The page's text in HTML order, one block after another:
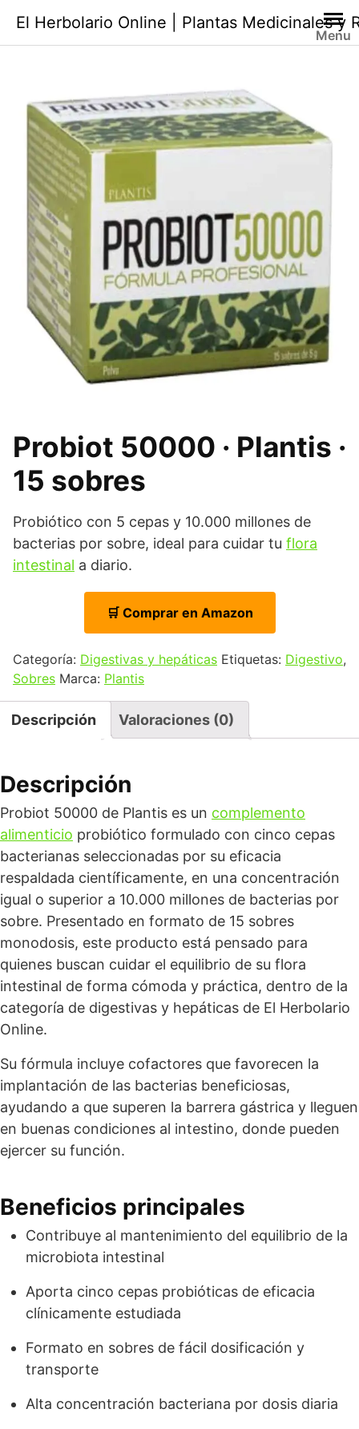
contenido
El Herbolario Online | Plantas Medicinales y
Menu
Probiot 50000 · Plantis ·
15 sobres
Probiótico con 5 cepas y 10.000 millones de
bacterias por sobre, ideal para cuidar tu flora
intestinal a diario.
🛒 Comprar en Amazon
Categoría: Digestivas y hepáticas Etiquetas: Digestivo,
Sobres Marca: Plantis
Descripción Valoraciones (0)
Descripción
Probiot 50000 de Plantis es un complemento
alimenticio probiótico formulado con cinco cepas
bacterianas seleccionadas por su eficacia
respaldada científicamente, en una concentración
igual o superior a 10.000 millones de bacterias por
sobre. Presentado en formato de 15 sobres
monodosis, este producto está pensado para
quienes buscan cuidar el equilibrio de su flora
intestinal de forma cómoda y práctica, dentro de la
categoría de digestivas y hepáticas de El Herbolario
Online.
Su fórmula incluye cofactores que favorecen la
implantación de las bacterias beneficiosas,
ayudando a que superen la barrera gástrica y lleguen
en buenas condiciones al intestino, donde pueden
ejercer su función.
Beneficios principales
Contribuye al mantenimiento del equilibrio de la
microbiota intestinal
Aporta cinco cepas probióticas de eficacia
clínicamente estudiada
Formato en sobres de fácil dosificación y
transporte
Alta concentración bacteriana por dosis diaria